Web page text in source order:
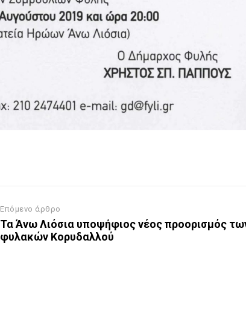
Επόμενο άρθρο
Τα Άνω Λιόσια υποψήφιος νέος προορισμός
φυλακών Κορυδαλλού